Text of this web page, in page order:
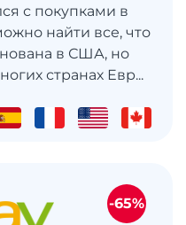
с покупками в
найти все, что
в США, но
странах Евр...
-65%